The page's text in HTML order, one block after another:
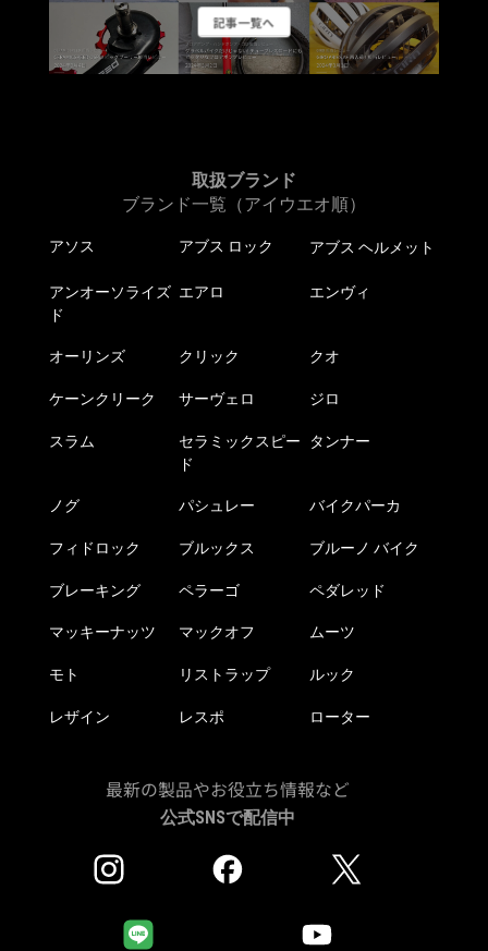
記事一覧へ
取扱ブランド
ブランド一覧（アイウエオ順）
アソス アブス ロック アブス ヘルメット
アンオーソライズ
ド
エアロ エンヴィ
オーリンズ クリック クオ
ケーンクリーク サーヴェロ ジロ
スラム
セラミックスピー
ド
タンナー
ノグ パシュレー バイクパーカ
フィドロック ブルックス ブルーノ バイク
ブレーキング ペラーゴ ペダレッド
マッキーナッツ マックオフ ムーツ
モト リストラップ ルック
レザイン レスポ ローター
最新の製品やお役立ち情報など
公式SNSで配信中